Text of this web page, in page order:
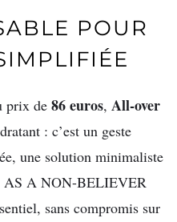
POUR
prix de 86 euros, All-over
: c’est un geste
une solution minimaliste
AS A NON-BELIEVER
sans compromis sur